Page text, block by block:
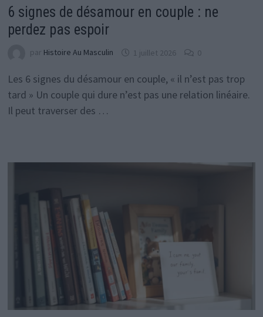
6 signes de désamour en couple : ne
perdez pas espoir
par Histoire Au Masculin 1 juillet 2026 0
Les 6 signes du désamour en couple, « il n’est pas trop
tard » Un couple qui dure n’est pas une relation linéaire.
Il peut traverser des …